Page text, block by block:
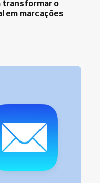
transformar o
em marcações